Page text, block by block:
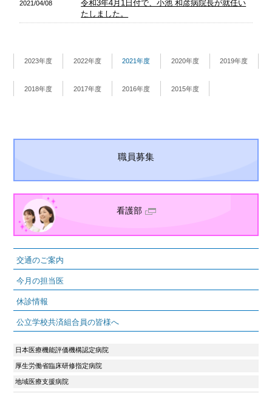
2021/04/08
令和3年4月1日付で、小池 和彦病院長が就任い
たしました。
2023年度 2022年度 2021年度 2020年度 2019年度
2018年度 2017年度 2016年度 2015年度
職員募集
看護部
交通のご案内
今月の担当医
休診情報
公立学校共済組合員の皆様へ
日本医療機能評価機構認定病院
厚生労働省臨床研修指定病院
地域医療支援病院